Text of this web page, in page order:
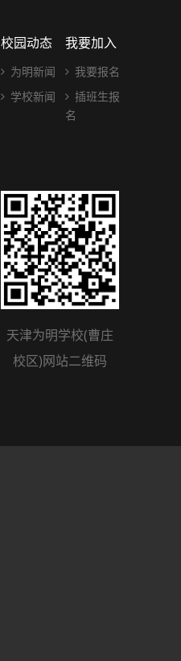
校园动态
为明新闻
学校新闻
我要加入
我要报名
插班生报
名
天津为明学校(曹庄
校区)网站二维码